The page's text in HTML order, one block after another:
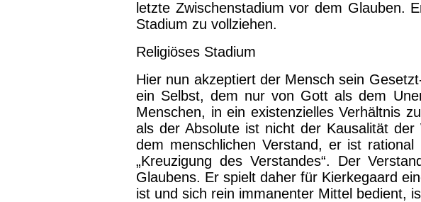
letzte Zwischenstadium vor dem Glauben.
Stadium zu vollziehen.
Religiöses Stadium
Hier nun akzeptiert der Mensch sein
ein Selbst, dem nur von Gott als dem
Menschen, in ein existenzielles Verhältnis
als der Absolute ist nicht der Kausalität
dem menschlichen Verstand, er ist
„Kreuzigung des Verstandes“. Der
Glaubens. Er spielt daher für Kierkegaard
ist und sich rein immanenter Mittel bedient,